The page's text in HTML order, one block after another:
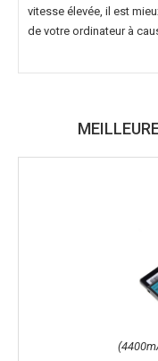
vitesse élevée, il est
de votre ordinateur à